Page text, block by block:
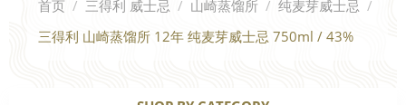
首页 / 三得利 威士忌 / 山崎蒸馏所 / 纯麦芽威士忌 /
三得利 山崎蒸馏所 12年 纯麦芽威士忌 750ml / 43%